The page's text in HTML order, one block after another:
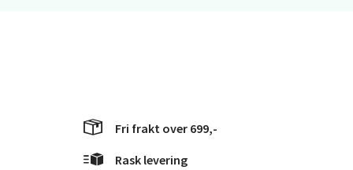
Fri frakt over 699,-
Rask levering
Ålesund - Thon Senter Moa
Langelandsvegen 25, 6010 Ålesund